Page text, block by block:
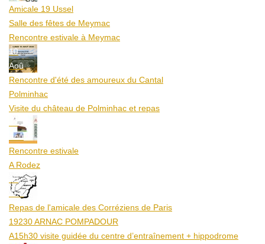
Amicale 19 Ussel
Salle des fêtes de Meymac
Rencontre estivale à Meymac
10
Aoû
Rencontre d'été des amoureux du Cantal
Polminhac
Visite du château de Polminhac et repas
12
Aoû
Rencontre estivale
A Rodez
23
Aoû
Repas de l'amicale des Corréziens de Paris
19230 ARNAC POMPADOUR
A15h30 visite guidée du centre d’entraînement + hippodrome